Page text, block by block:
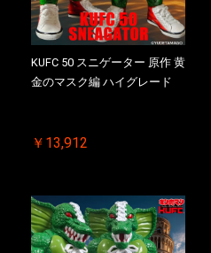
KUFC 50 スニゲーター 原作 黄
金のマスク編 ハイグレード
￥13,912